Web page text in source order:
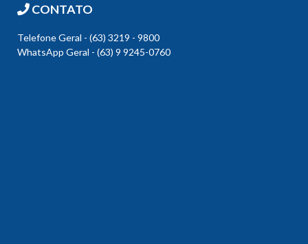
CONTATO
Telefone Geral - (63) 3219 - 9800
WhatsApp Geral - (63) 9 9245-0760